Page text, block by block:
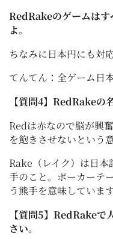
RedRakeのゲームはす
よ。
ちなみに日本円にも対
てんてん：全ゲーム日
【質問4】RedRakeの
Redは赤なので脳が興
を飽きさせないという
Rake（レイク）は日
手のこと。ポーカーテ
う熊手を意味しています
【質問5】RedRakeで
さい。